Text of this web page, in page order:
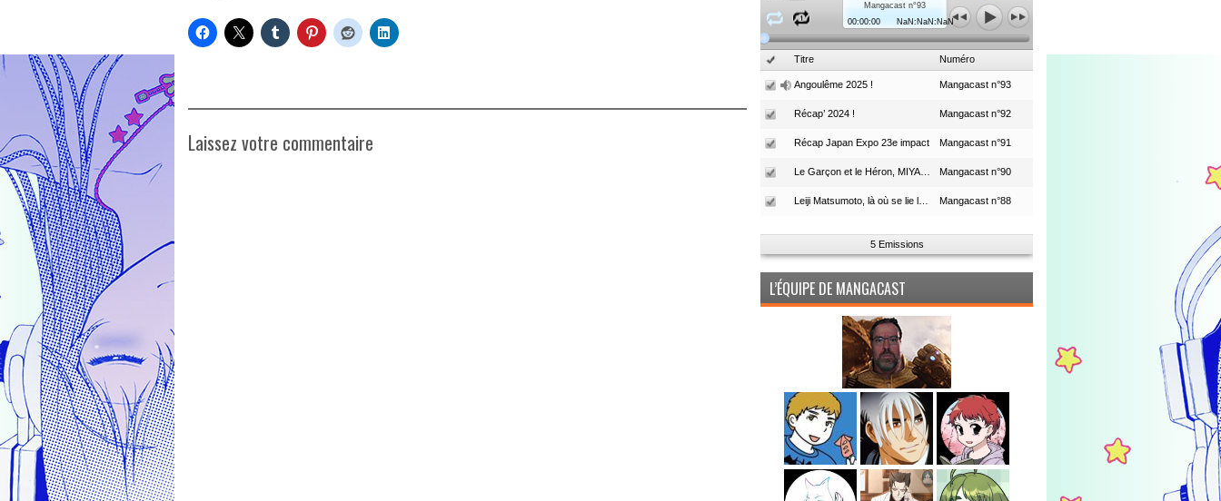
Laissez votre commentaire
Mangacast n°93
00:00:00
NaN:NaN:NaN
Titre Numéro
Angoulême 2025 ! Mangacast n°93
Récap’ 2024 ! Mangacast n°92
Récap Japan Expo 23e impact Mangacast n°91
Mangacast n°90
Mangacast n°88
5 Emissions
L’ÉQUIPE DE MANGACAST